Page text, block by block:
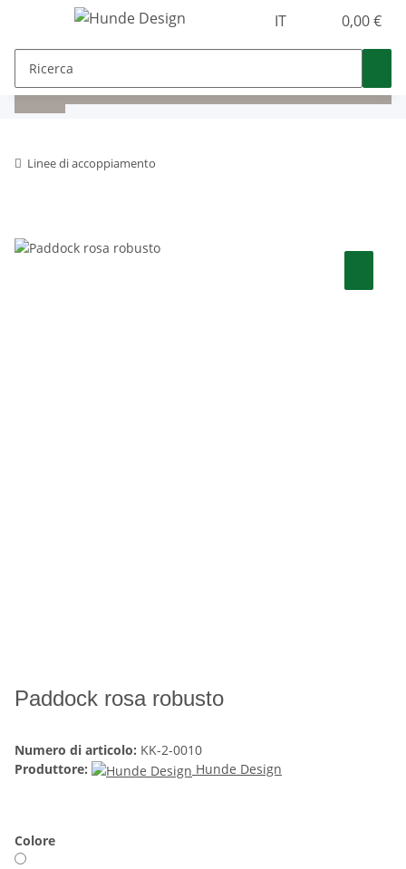
IT 0,00 €
Linee di accoppiamento
Paddock rosa robusto
Numero di articolo: KK-2-0010
Produttore:
Hunde Design
Colore